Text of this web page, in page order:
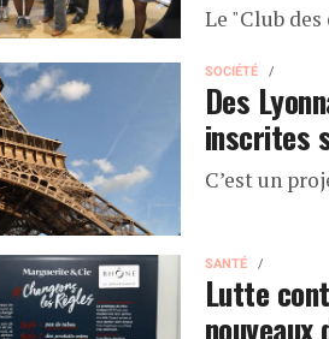
Le "Club
SOCIÉTÉ
Des
inscrites
C’est un
SANTÉ
Lutte